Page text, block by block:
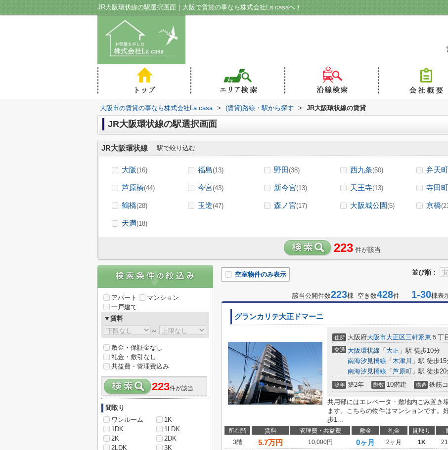
JR大阪環状線の駅選択画面｜大阪で賃貸の事なら株式会社La casaへ！
大阪市の賃貸の事なら株式会社La casa > (賃貸)路線・駅から探す > JR大阪環状線の賃貸
JR大阪環状線の駅選択画面
JR大阪環状線 駅で絞り込む
大阪(16) 福島(13) 野田(38) 西九条(50) 弁天町
芦原橋(44) 今宮(43) 新今宮(13) 天王寺(13) 寺田町
鶴橋(28) 玉造(47) 森ノ宮(17) 大阪城公園(5) 京橋
天満(18)
223 件が該当
並び順：
空室物件のみ表示
該当公開件数223棟 空き数428件 1-30棟表
グランカリテ大正ドマーニ
住所 大阪府大阪市大正区三軒家東 ５丁
交通 大阪環状線 「 大正 」駅 徒歩10分
南海汐見橋線 「 木津川 」駅 徒歩15
南海汐見橋線 「 芦原町 」駅 徒歩20
築年 築2年 階数 10階建 構造 鉄筋
共用部にはエレベータ・敷地内ごみ置き
ます。こちらの物件はマンションです。
歩1...
所在階 賃料 管理費・共益費 敷金 礼金 間取り
3階
5.7万円 10,000円 0ヶ月 2ヶ月 1K
アパート
マンション
一戸建て
▼賃料
～
敷金・保証金なし
礼金・敷引なし
共益費・管理費込み
223件が該当
間取り
ワンルーム
1K
1DK
1LDK
2K
2DK
2LDK
3K